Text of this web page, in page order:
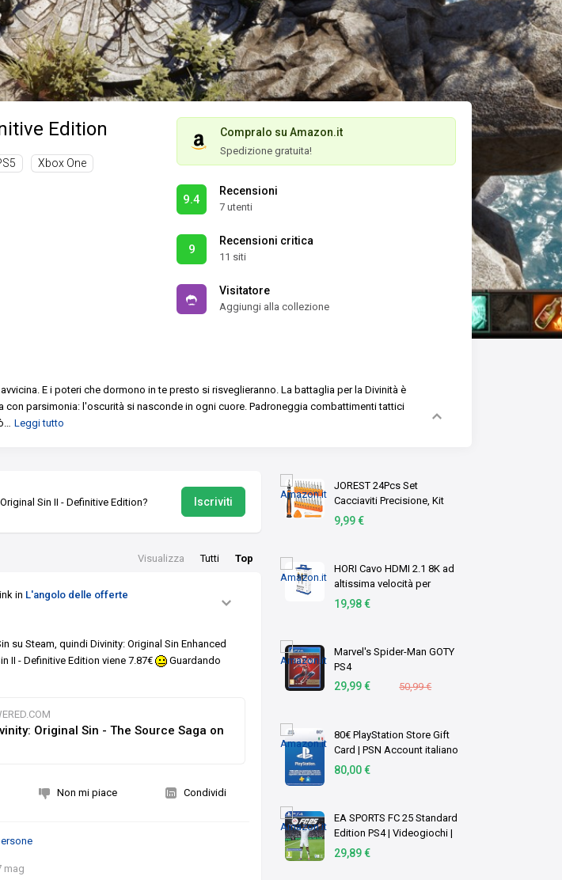
Edition
Xbox One
Compralo su Amazon.it
Spedizione gratuita!
9.4
Recensioni
7 utenti
9
Recensioni critica
11 siti
Visitatore
Aggiungi alla collezione
E i poteri che dormono in te presto si risveglieranno. La battaglia per la Divinità è
parsimonia: l'oscurità si nasconde in ogni cuore. Padroneggia combattimenti tattici
… Leggi tutto
JOREST 24Pcs Set
Cacciaviti Precisione, Kit
con Torx T1 T2 T3 T5 T6 T8
9,99 €
HORI Cavo HDMI 2.1 8K ad
altissima velocità per
Playstation® 5 - Licenza
19,98 €
Marvel's Spider-Man GOTY
PS4
29,99 € 50,99 €
80€ PlayStation Store Gift
Card | PSN Account italiano
[Codice per email]
80,00 €
EA SPORTS FC 25 Standard
Edition PS4 | Videogiochi |
Italiano
29,89 €
Sin II - Definitive Edition? Iscriviti
Visualizza Tutti Top
in L'angolo delle offerte
su Steam, quindi Divinity: Original Sin Enhanced
II - Definitive Edition viene 7.87€
Guardando
Original Sin - The Source Saga on
Non mi piace Condividi
mag